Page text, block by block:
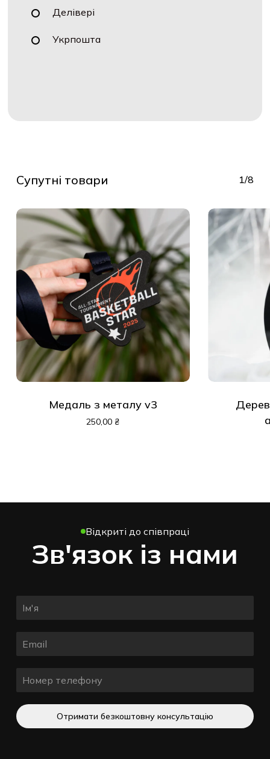
Делівері
Укрпошта
Супутні товари 1/8
Медаль з металу v3
250,00 ₴
Відкриті до співпраці
Зв'язок із нами
Отримати безкоштовну консультацію